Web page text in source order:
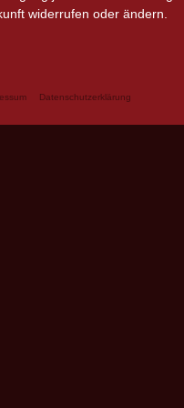
widerrufen oder ändern.
Datenschutzerklärung